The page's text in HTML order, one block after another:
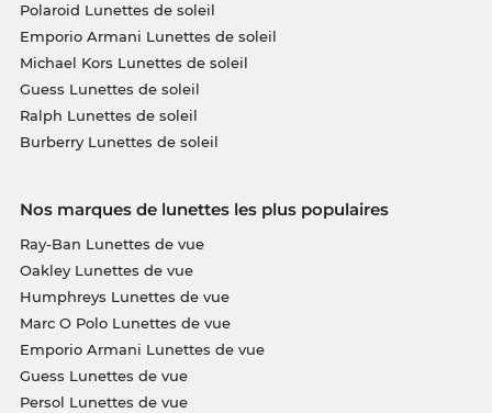
Polaroid Lunettes de soleil
Emporio Armani Lunettes de soleil
Michael Kors Lunettes de soleil
Guess Lunettes de soleil
Ralph Lunettes de soleil
Burberry Lunettes de soleil
Nos marques de lunettes les plus populaires
Ray-Ban Lunettes de vue
Oakley Lunettes de vue
Humphreys Lunettes de vue
Marc O Polo Lunettes de vue
Emporio Armani Lunettes de vue
Guess Lunettes de vue
Persol Lunettes de vue